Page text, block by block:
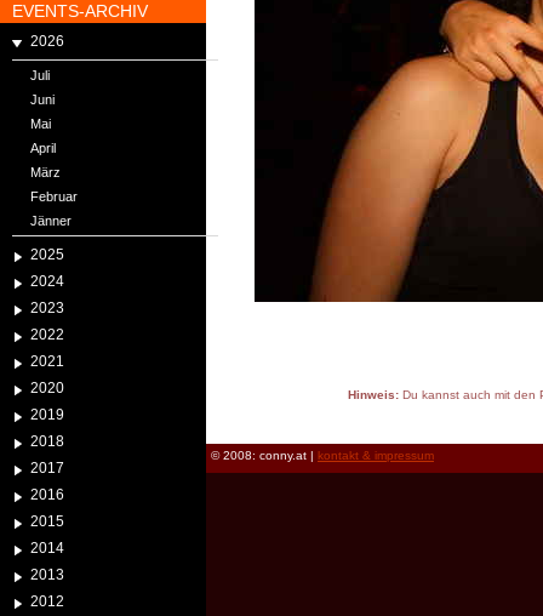
EVENTS-ARCHIV
2026
Juli
Juni
Mai
April
März
Februar
Jänner
2025
2024
2023
2022
2021
2020
2019
2018
2017
2016
2015
2014
2013
2012
Hinweis:Du kannst auch mit den
© 2008: conny.at | kontakt & impressum